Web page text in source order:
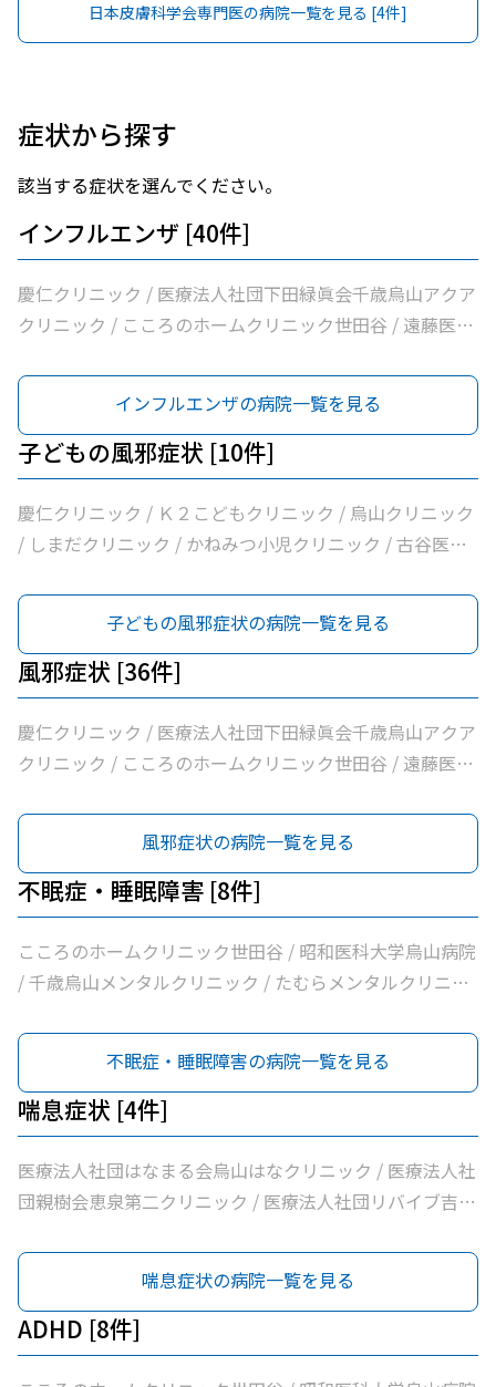
日本皮膚科学会専門医の病院一覧を見る [4件]
症状から探す
該当する症状を選んでください。
インフルエンザ [40件]
慶仁クリニック / 医療法人社団下田緑眞会千歳烏山アクア
クリニック / こころのホームクリニック世田谷 / 遠藤医院
千歳烏山駅前いたがき内科クリニック内科・消化器内科・
内視鏡内科・肛門内科 / 世田谷調布大友内科リウマチ科千
歳烏山院 / Ｋ２こどもクリニック / 烏山クリニック / 医療
法人社団はなまる会烏山はなクリニック / 医療法人社団下
田緑眞会世田谷北部クリニック / 医療法人社団親樹会恵泉
第二クリニック / 烏山慶友整形外科・内科総合クリニック
おがたブレストクリニック / ヒロクリニック / 南烏山クリ
ニック / Ｋメディカルクリニック / 医療法人社団リバイブ
吉野クリニック / しまだクリニック / 千歳烏山駅前内科・
糖尿病クリニック / ヨシダ消化器内科クリニック / 医療法
人社団永研会ちとせクリニック / かねみつ小児クリニック
/ 古谷医院 / 世田谷区医師会付属烏山診療所 / 交番通り歯
らすやま小児科 / 平泉医院 / 医療法人社団塩島内科医院 /
医療法人社団清孝会田村クリニック / 香川内科クリニック
/ 大賀内科クリニック / 上祖師谷かたらいクリニック / 医
療法人社団親樹会恵泉クリニック / ほった小児科クリニッ
ク / ちとせ台内科クリニック
インフルエンザの病院一覧を見る
子どもの風邪症状 [10件]
慶仁クリニック / Ｋ２こどもクリニック / 烏山クリニック
/ しまだクリニック / かねみつ小児クリニック / 古谷医院 /
内科クリニック / ほった小児科クリニック
子どもの風邪症状の病院一覧を見る
風邪症状 [36件]
慶仁クリニック / 医療法人社団下田緑眞会千歳烏山アクア
クリニック / こころのホームクリニック世田谷 / 遠藤医院
千歳烏山駅前いたがき内科クリニック内科・消化器内科・
内視鏡内科・肛門内科 / 世田谷調布大友内科リウマチ科千
歳烏山院 / 烏山クリニック / 医療法人社団はなまる会烏山
はなクリニック / 医療法人社団下田緑眞会世田谷北部クリ
ニック / 医療法人社団親樹会恵泉第二クリニック / 烏山慶
友整形外科・内科総合クリニック / 医療法人社団広田内科
ク / ヒロクリニック / 南烏山クリニック / Ｋメディカルク
リニック / 医療法人社団リバイブ吉野クリニック / しまだ
クリニック / 千歳烏山駅前内科・糖尿病クリニック / ヨシ
ダ消化器内科クリニック / 医療法人社団永研会ちとせクリ
ニック / 古谷医院 / 世田谷区医師会付属烏山診療所 / 交番
通り歯科 / 医療法人社団小島整形外科医院 / 杉浦クリニッ
清孝会田村クリニック / 香川内科クリニック / 大賀内科ク
リニック / 上祖師谷かたらいクリニック / 医療法人社団親
樹会恵泉クリニック / ちとせ台内科クリニック
風邪症状の病院一覧を見る
不眠症・睡眠障害 [8件]
こころのホームクリニック世田谷 / 昭和医科大学烏山病院
/ 千歳烏山メンタルクリニック / たむらメンタルクリニッ
リニック / 菱沼メンタルクリニック / 医療法人社団親樹会
恵泉クリニック
不眠症・睡眠障害の病院一覧を見る
喘息症状 [4件]
医療法人社団はなまる会烏山はなクリニック / 医療法人社
団親樹会恵泉第二クリニック / 医療法人社団リバイブ吉野
喘息症状の病院一覧を見る
ADHD [8件]